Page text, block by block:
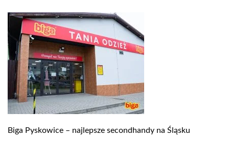
Biga Pyskowice – najlepsze secondhandy na Śląsku